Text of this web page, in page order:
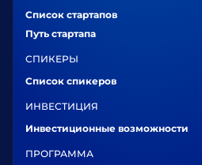
Список стартапов
Путь стартапа
СПИКЕРЫ
Список спикеров
ИНВЕСТИЦИЯ
Инвестиционные возможности
ПРОГРАММА